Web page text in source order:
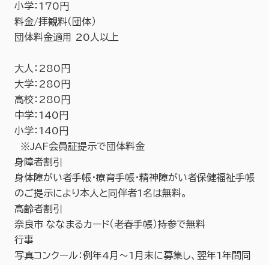
小学：170円
料金/拝観料（団体）
団体料金適用 20人以上
大人：280円
大学：280円
高校：280円
中学：140円
小学：140円
※JAF会員証提示で団体料金
身障者割引
身体障がい者手帳・療育手帳・精神障がい者保健福祉手帳
のご提示により本人と同伴者1名は無料。
高齢者割引
奈良市 ななまるカード（老春手帳）持参で無料
行事
写真コンクール：例年4月～1月末に募集し、翌年1年間同